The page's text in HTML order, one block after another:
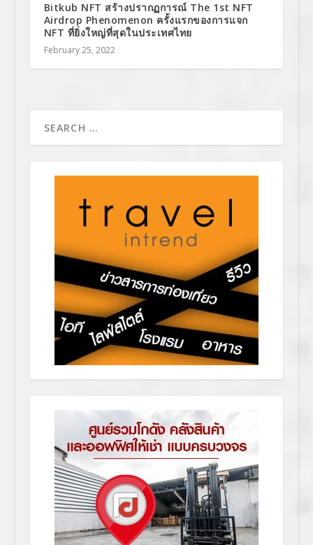
Bitkub NFT สร้างปรากฏการณ์ The 1st NFT
Airdrop Phenomenon ครั้งแรกของการแจก
NFT ที่ยิ่งใหญ่ที่สุดในประเทศไทย
February 25, 2022